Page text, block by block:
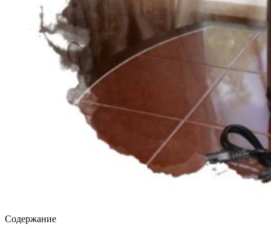
Содержание